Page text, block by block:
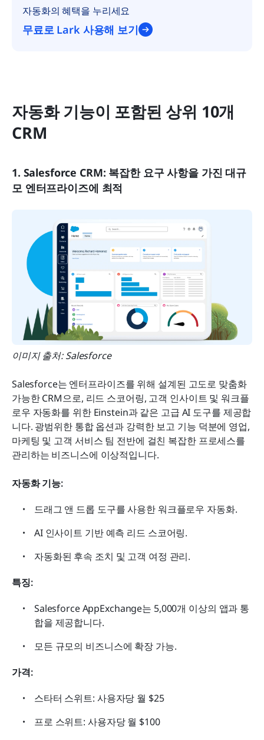
자동화의 혜택을 누리세요
무료로 Lark 사용해 보기
자동화 기능이 포함된 상위 10개
CRM
1. Salesforce CRM: 복잡한 요구 사항을 가진 대규
모 엔터프라이즈에 최적
이미지 출처: Salesforce
Salesforce는 엔터프라이즈를 위해 설계된 고도로 맞춤화
가능한 CRM으로, 리드 스코어링, 고객 인사이트 및 워크플
로우 자동화를 위한 Einstein과 같은 고급 AI 도구를 제공합
니다. 광범위한 통합 옵션과 강력한 보고 기능 덕분에 영업,
마케팅 및 고객 서비스 팀 전반에 걸친 복잡한 프로세스를
관리하는 비즈니스에 이상적입니다.
자동화 기능:
드래그 앤 드롭 도구를 사용한 워크플로우 자동화.
AI 인사이트 기반 예측 리드 스코어링.
자동화된 후속 조치 및 고객 여정 관리.
특징:
Salesforce AppExchange는 5,000개 이상의 앱과 통
합을 제공합니다.
모든 규모의 비즈니스에 확장 가능.
가격:
스타터 스위트: 사용자당 월 $25
프로 스위트: 사용자당 월 $100